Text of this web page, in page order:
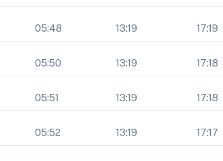
05:48 13:19 17:19
05:50 13:19 17:18
05:51 13:19 17:18
05:52 13:19 17:17